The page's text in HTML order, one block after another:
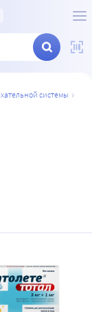
системы